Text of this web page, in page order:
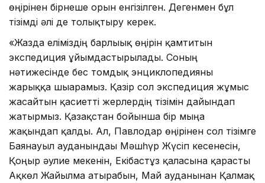
өңірінен бірнеше орын енгізілген. Дегенмен бұл
тізімді әлі де толықтыру керек.
«Жазда еліміздің барлығық өңірін қамтитын
экспедиция ұйымдастырылады. Соның
нәтижесінде бес томдық энциклопедияны
жарыққа шығарамыз. Қазір сол экспедиция жұмыс
жасайтын қасиетті жерлердің тізімін дайындап
жатырмыз. Қазақстан бойынша бір мыңға
жақындап қалды. Ал, Павлодар өңірінен сол тізімге
Баянауыл ауданындағы Мәшһүр Жүсіп кесенесін,
Қоңыр әулие мекенін, Екібастұз қаласына қарасты
Ақкөл Жайылма атырабын, Май ауданынан Қалмақ